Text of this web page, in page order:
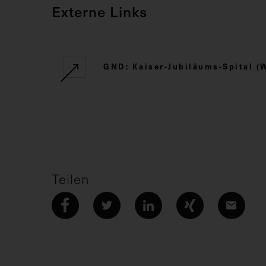
Externe Links
GND: Kaiser-Jubiläums-Spital
Teilen